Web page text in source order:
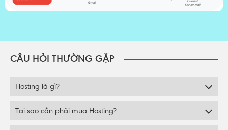
CÂU HỎI THƯỜNG GẶP
Hosting là gì?
Tại sao cần phải mua Hosting?